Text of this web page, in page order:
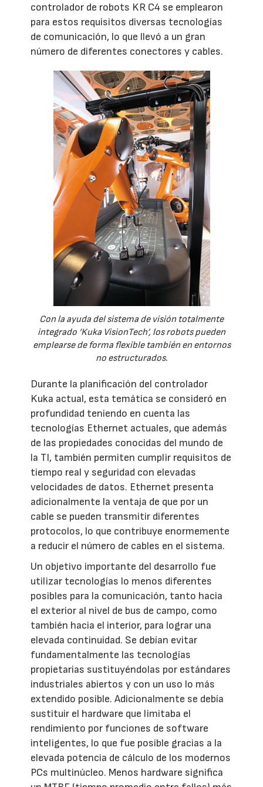
controlador de robots KR C4 se emplearon
para estos requisitos diversas tecnologías
de comunicación, lo que llevó a un gran
número de diferentes conectores y cables.
Con la ayuda del sistema de visión totalmente
integrado ‘Kuka VisionTech’, los robots pueden
emplearse de forma flexible también en entornos
no estructurados.
Durante la planificación del controlador
Kuka actual, esta temática se consideró en
profundidad teniendo en cuenta las
tecnologías Ethernet actuales, que además
de las propiedades conocidas del mundo de
la TI, también permiten cumplir requisitos de
tiempo real y seguridad con elevadas
velocidades de datos. Ethernet presenta
adicionalmente la ventaja de que por un
cable se pueden transmitir diferentes
protocolos, lo que contribuye enormemente
a reducir el número de cables en el sistema.
Un objetivo importante del desarrollo fue
utilizar tecnologías lo menos diferentes
posibles para la comunicación, tanto hacia
el exterior al nivel de bus de campo, como
también hacia el interior, para lograr una
elevada continuidad. Se debían evitar
fundamentalmente las tecnologías
propietarias sustituyéndolas por estándares
industriales abiertos y con un uso lo más
extendido posible. Adicionalmente se debía
sustituir el hardware que limitaba el
rendimiento por funciones de software
inteligentes, lo que fue posible gracias a la
elevada potencia de cálculo de los modernos
PCs multinúcleo. Menos hardware significa